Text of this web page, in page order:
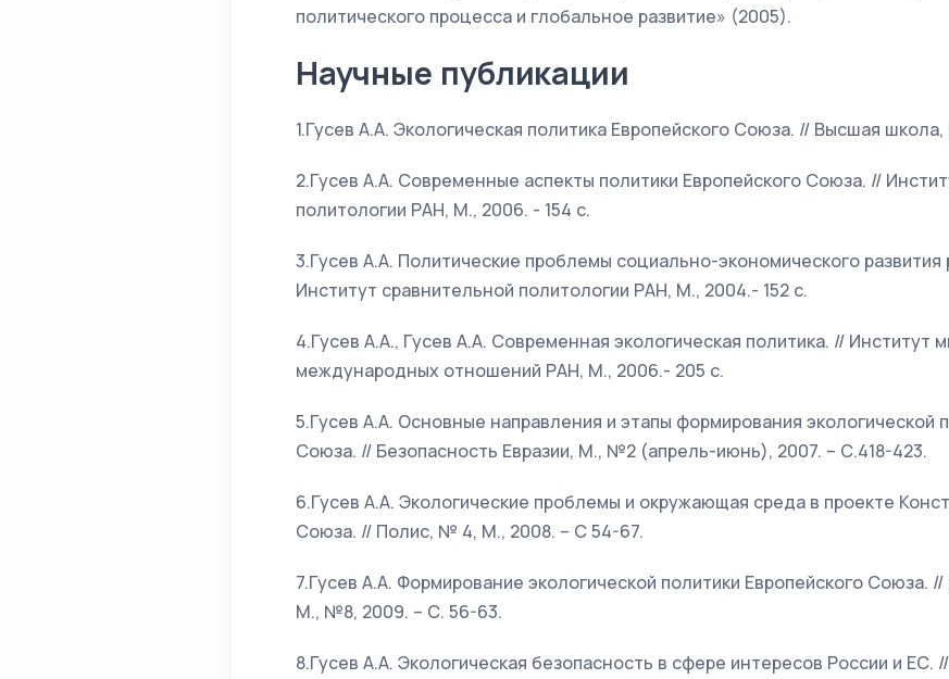
политического процесса и глобальное развитие» (2005).
Научные публикации
1.Гусев А.А. Экологическая политика Европейского Союза. // Высшая
2.Гусев А.А. Современные аспекты политики Европейского Союза. //
политологии РАН, М., 2006. - 154 с.
3.Гусев А.А. Политические проблемы социально-экономического развития
Институт сравнительной политологии РАН, М., 2004.- 152 с.
4.Гусев А.А., Гусев А.А. Современная экологическая политика. // Институт
международных отношений РАН, М., 2006.- 205 с.
5.Гусев А.А. Основные направления и этапы формирования экологической
Союза. // Безопасность Евразии, М., №2 (апрель-июнь), 2007. – С.418-423.
6.Гусев А.А. Экологические проблемы и окружающая среда в проекте
Союза. // Полис, № 4, М., 2008. – С 54-67.
7.Гусев А.А. Формирование экологической политики Европейского Союза.
М., №8, 2009. – С. 56-63.
8.Гусев А.А. Экологическая безопасность в сфере интересов России и ЕС.